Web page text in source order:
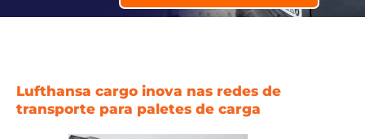
Lufthansa cargo inova nas redes de
transporte para paletes de carga